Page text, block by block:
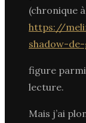
(chronique
https://
shadow-
figure
lecture.
Mais j’ai